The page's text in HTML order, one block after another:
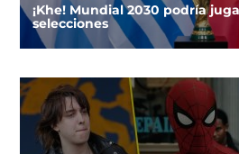
¡Khe! Mundial 2030 podría
selecciones